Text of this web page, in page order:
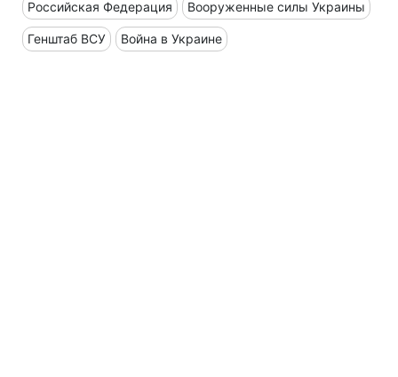
Российская Федерация Вооруженные силы Украины
Генштаб ВСУ Война в Украине